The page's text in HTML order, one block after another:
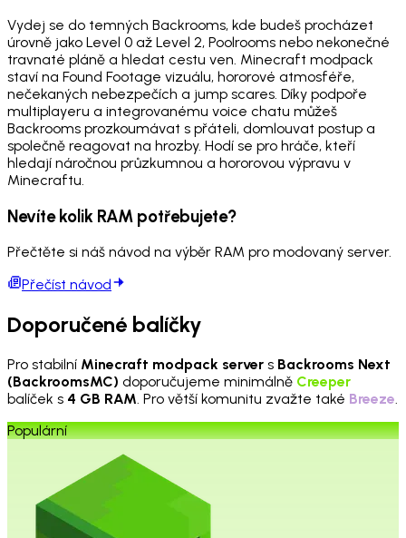
Vydej se do temných Backrooms, kde budeš procházet
úrovně jako Level 0 až Level 2, Poolrooms nebo nekonečné
travnaté pláně a hledat cestu ven. Minecraft modpack
staví na Found Footage vizuálu, hororové atmosféře,
nečekaných nebezpečích a jump scares. Díky podpoře
multiplayeru a integrovanému voice chatu můžeš
Backrooms prozkoumávat s přáteli, domlouvat postup a
společně reagovat na hrozby. Hodí se pro hráče, kteří
hledají náročnou průzkumnou a hororovou výpravu v
Minecraftu.
Nevíte kolik RAM potřebujete?
Přečtěte si náš návod na výběr RAM pro modovaný server.
Přečíst návod
Doporučené balíčky
Pro stabilní Minecraft modpack server s Backrooms Next
(BackroomsMC) doporučujeme minimálně Creeper
balíček s 4 GB RAM. Pro větší komunitu zvažte také Breeze.
Populární